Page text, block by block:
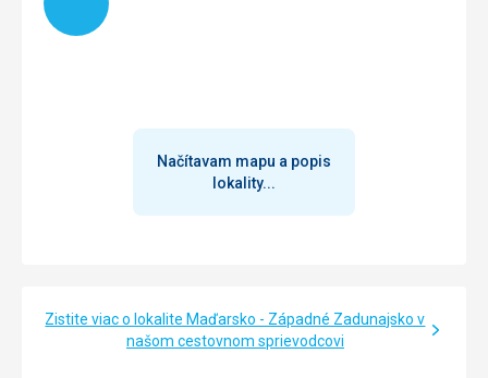
Načítavam mapu a popis
lokality...
Zistite viac o lokalite Maďarsko - Západné Zadunajsko v
našom cestovnom sprievodcovi